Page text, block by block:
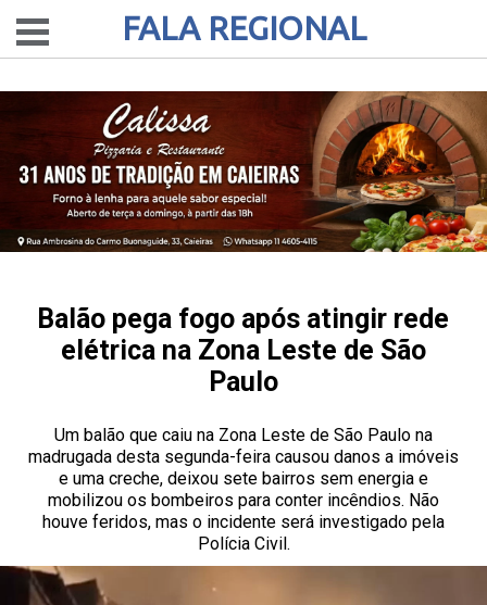
FALA REGIONAL
Balão pega fogo após atingir rede
elétrica na Zona Leste de São
Paulo
Um balão que caiu na Zona Leste de São Paulo na
madrugada desta segunda-feira causou danos a imóveis
e uma creche, deixou sete bairros sem energia e
mobilizou os bombeiros para conter incêndios. Não
houve feridos, mas o incidente será investigado pela
Polícia Civil.